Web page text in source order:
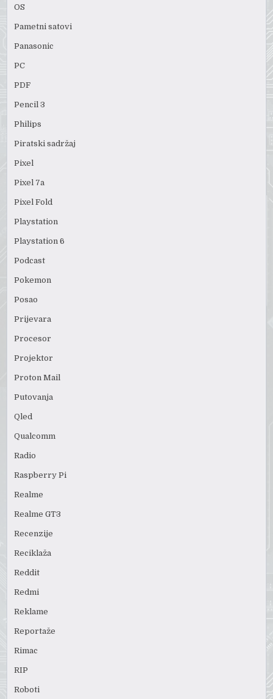
OS
Pametni satovi
Panasonic
PC
PDF
Pencil 3
Philips
Piratski sadržaj
Pixel
Pixel 7a
Pixel Fold
Playstation
Playstation 6
Podcast
Pokemon
Posao
Prijevara
Procesor
Projektor
Proton Mail
Putovanja
Qled
Qualcomm
Radio
Raspberry Pi
Realme
Realme GT3
Recenzije
Reciklaža
Reddit
Redmi
Reklame
Reportaže
Rimac
RIP
Roboti